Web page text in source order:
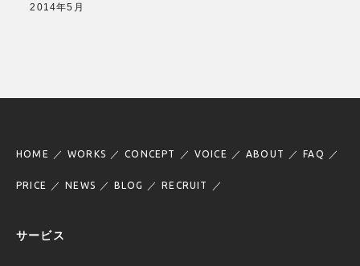
2014年5月
HOME WORKS CONCEPT VOICE ABOUT FAQ
PRICE NEWS BLOG RECRUIT
サービス